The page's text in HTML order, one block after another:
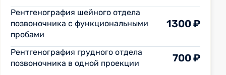
Рентгенография шейного отдела
позвоночника с функциональными
пробами
1300 ₽
Рентгенография грудного отдела
позвоночника в одной проекции
700 ₽